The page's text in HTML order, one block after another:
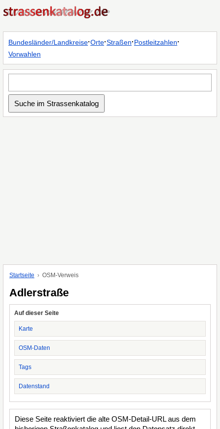
Bundesländer/Landkreise·Orte·Straßen·Postleitzahlen·
Vorwahlen
Startseite OSM-Verweis
Adlerstraße
Auf dieser Seite
Karte
OSM-Daten
Tags
Datenstand
Diese Seite reaktiviert die alte OSM-Detail-URL aus dem